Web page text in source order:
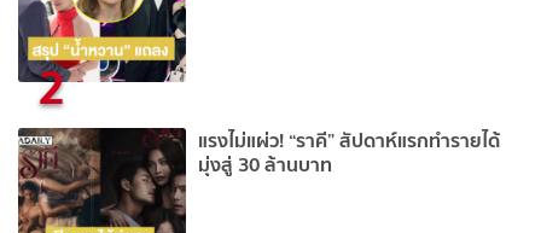
2
แรงไม่แผ่ว! “ราคี” สัปดาห์แรกทำรายได้
มุ่งสู่ 30 ล้านบาท